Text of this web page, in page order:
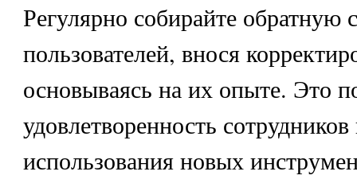
Регулярно собирайте обратную
пользователей, внося
основываясь на их опыте. Это
удовлетворенность
использования новых